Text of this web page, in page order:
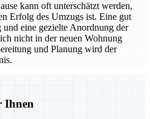
kann oft unterschätzt werden,
Erfolg des Umzugs ist. Eine gut
eine gezielte Anordnung der
nicht in der neuen Wohnung
und Planung wird der
Ihnen